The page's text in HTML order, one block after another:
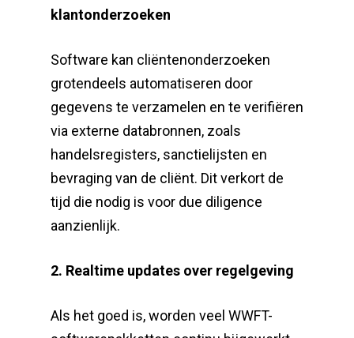
klantonderzoeken
Software kan cliëntenonderzoeken
grotendeels automatiseren door
gegevens te verzamelen en te verifiëren
via externe databronnen, zoals
handelsregisters, sanctielijsten en
bevraging van de cliënt. Dit verkort de
tijd die nodig is voor due diligence
aanzienlijk.
2. Realtime updates over regelgeving
Als het goed is, worden veel WWFT-